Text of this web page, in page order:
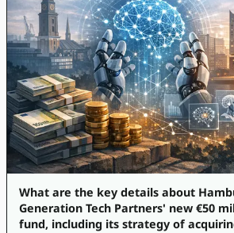
What are the key details about
Generation Tech Partners' new €50
fund, including its strategy of